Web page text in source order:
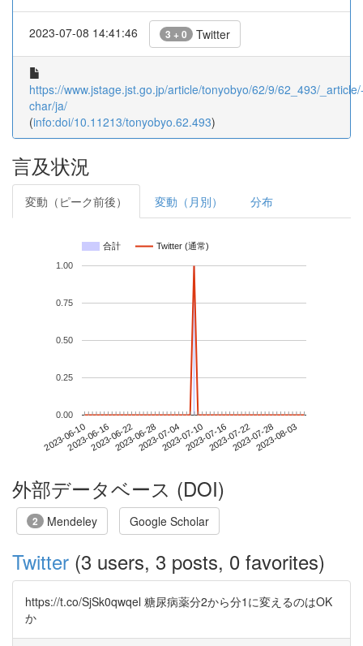
2023-07-08 14:41:46 3 + 0 Twitter
https://www.jstage.jst.go.jp/article/tonyobyo/62/9/62_493/
char/ja/
(info:doi/10.11213/tonyobyo.62.493)
言及状況
変動（ピーク前後） 変動（月別） 分布
合計 Twitter (通常)
2023-06-102023-06-162023-06-222023-06-282023-07-042023-07-102023-07-162023-07-222023-07-282023-08-03
0.00
0.25
0.50
0.75
1.00
外部データベース (DOI)
2 Mendeley Google Scholar
Twitter (3 users, 3 posts, 0 favorites)
https://t.co/SjSk0qwqel 糖尿病薬分2から分1に変えるのはOK
か